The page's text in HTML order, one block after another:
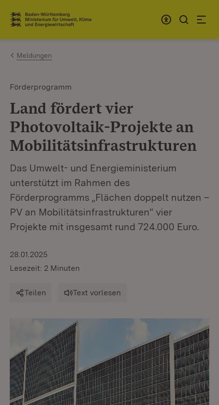
Zum Inhalt springen
Link zur Startseite
Meldungen
Förderprogramm
Land fördert vier
Photovoltaik-Projekte an
Mobilitätsinfra­strukturen
Das Umwelt- und Energieministerium
unterstützt im Rahmen des
Förderprogramms „Flächen doppelt nutzen –
PV an Mobilitätsinfrastrukturen“ vier
Projekte mit insgesamt rund 724.000 Euro.
28.01.2025
Lesezeit: 2 Minuten
Teilen Text vorlesen